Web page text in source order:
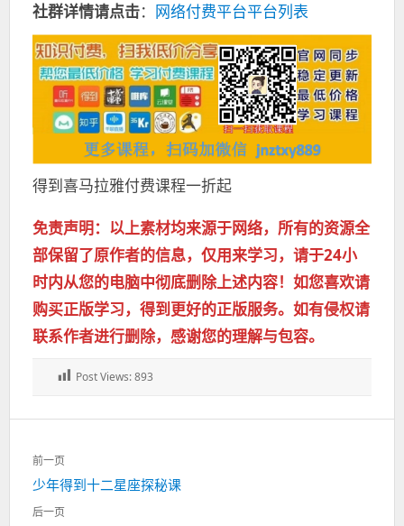
社群详情请点击： 网络付费平台平台列表
得到喜马拉雅付费课程一折起
免责声明：以上素材均来源于网络，所有的资源全
部保留了原作者的信息，仅用来学习，请于24小
时内从您的电脑中彻底删除上述内容！如您喜欢请
购买正版学习，得到更好的正版服务。如有侵权请
联系作者进行删除，感谢您的理解与包容。
Post Views:893
文
章
导
航
前一页
上
一
少年得到十二星座探秘课
后一页